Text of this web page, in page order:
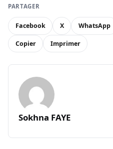
PARTAGER
Facebook X WhatsApp
Copier Imprimer
Sokhna FAYE